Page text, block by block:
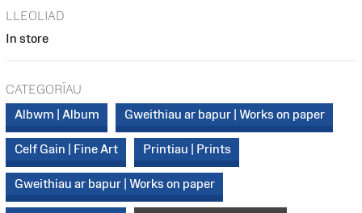
LLEOLIAD
In store
CATEGORÏAU
Albwm | Album
Gweithiau ar bapur | Works on paper
Celf Gain | Fine Art Printiau | Prints
Gweithiau ar bapur | Works on paper